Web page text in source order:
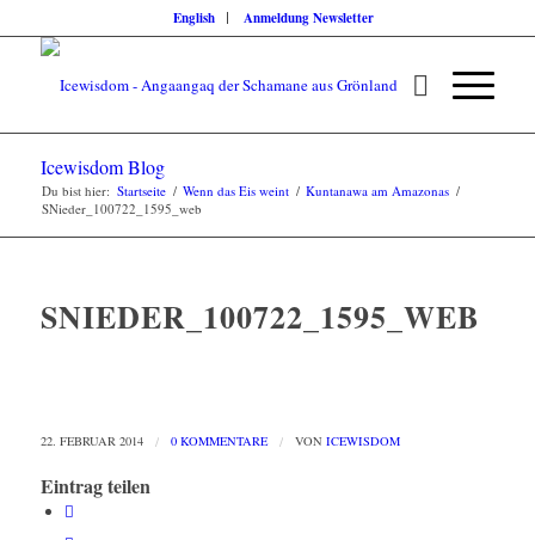
English Anmeldung Newsletter
Icewisdom Blog
Du bist hier: Startseite / Wenn das Eis weint / Kuntanawa am Amazonas /
SNieder_100722_1595_web
SNIEDER_100722_1595_WEB
22. FEBRUAR 2014 / 0 KOMMENTARE / VON ICEWISDOM
Eintrag teilen